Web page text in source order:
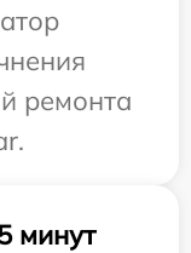
ремонта
минут